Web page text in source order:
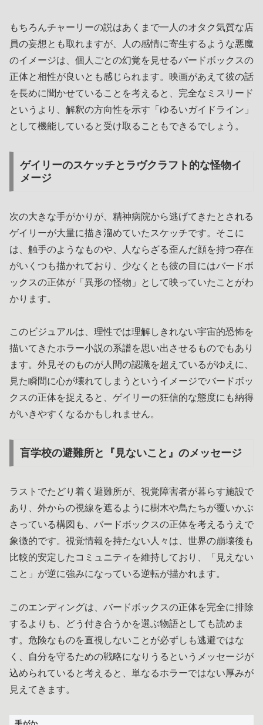
もちろんチャーリーの説はあくまで一人のオタク気質な店
員の妄想とも取れますが、人の感情に寄生するような悪魔
のイメージは、個人ごとの幻覚を見せるバードボックスの
正体と相性が良いとも感じられます。映画があえて彼の話
を長めに聞かせていることを考えると、完全なミスリード
というより、解釈の方向性を示す「ゆるいガイドライン」
として機能していると受け取ることもできるでしょう。
ゲイリーのスケッチとラヴクラフト的な怪物イ
メージ
次の大きな手がかりが、精神病院から逃げてきたとされる
ゲイリーが大量に描き溜めていたスケッチです。そこに
は、触手のようなものや、人ならざる歪んだ顔を持つ存在
がいくつも描かれており、少なくとも彼の目にはバードボ
ックスの正体が「異形の怪物」として映っていたことがわ
かります。
このビジュアルは、理性では理解しきれない宇宙的恐怖を
描いてきたホラー小説の系譜を思い出させるものでもあり
ます。外見そのものが人間の認識を超えているがゆえに、
見た瞬間に心が壊れてしまうというイメージでバードボッ
クスの正体を捉えると、ゲイリーの狂信的な態度にも納得
がいきやすくなるかもしれません。
盲学校の避難所と『見ないこと』のメッセージ
ラストでたどり着く避難所が、視覚障害者が暮らす施設で
あり、外からの視線を遮るように樹木や鳥たちが覆いかぶ
さっている構図も、バードボックスの正体を考えるうえで
象徴的です。視覚情報を持たない人々は、世界の崩壊後も
比較的安定したコミュニティを維持しており、「見えない
こと」が逆に強みになっている逆転が描かれます。
このエンディングは、バードボックスの正体を完全に排除
するよりも、どう付き合うかを選ぶ物語としても読めま
す。危険なものを直視しないことが必ずしも逃避ではな
く、自分を守るための戦略になりうるというメッセージが
込められていると考えると、単なるホラーではない厚みが
見えてきます。